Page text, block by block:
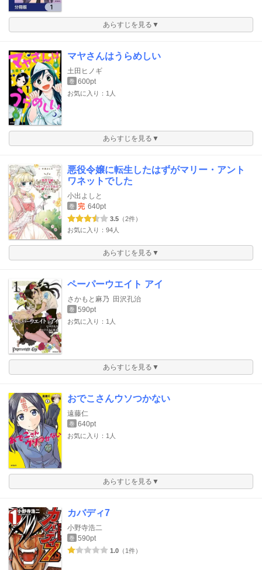
あらすじを見る▼
マヤさんはうらめしい
土田ヒノギ
巻 600pt
お気に入り：1人
あらすじを見る▼
悪役令嬢に転生したはずがマリー・アント
ワネットでした
小出よしと
巻 完 640pt
3.5 （2件）
お気に入り：94人
あらすじを見る▼
ペーパーウエイト アイ
さかもと麻乃 田沢孔治
巻 590pt
お気に入り：1人
あらすじを見る▼
おでこさんウソつかない
遠藤仁
巻 640pt
お気に入り：1人
あらすじを見る▼
カバディ7
小野寺浩二
巻 590pt
1.0 （1件）